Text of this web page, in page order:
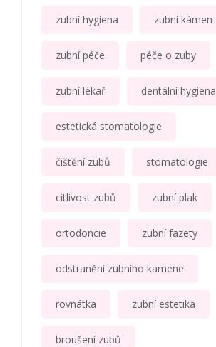
zubní hygiena zubní kámen
zubní péče péče o zuby
zubní lékař dentální hygiena
estetická stomatologie
čištění zubů stomatologie
citlivost zubů zubní plak
ortodoncie zubní fazety
odstranění zubního kamene
rovnátka zubní estetika
broušení zubů